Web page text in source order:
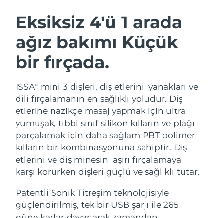
Eksiksiz 4'ü 1 arada
ağız bakımı Küçük
bir fırçada.
ISSATM
mini 3 dişleri, diş etlerini, yanakları ve
dili fırçalamanın en sağlıklı yoludur. Diş
etlerine nazikçe masaj yapmak için ultra
yumuşak, tıbbi sınıf silikon kılların ve plağı
parçalamak için daha sağlam PBT polimer
kılların bir kombinasyonuna sahiptir. Diş
etlerini ve diş minesini aşırı fırçalamaya
karşı korurken dişleri güçlü ve sağlıklı tutar.
Patentli Sonik Titreşim teknolojisiyle
güçlendirilmiş, tek bir USB şarjı ile 265
Yüz temizleme
LUNA™ 4 seti
Anti-aging massage
LUNA™ 4 Plus
Massage, LED heating
LUNA™ 4 Men
BEAR™ 2 seti
Microcurrent toning
BEAR™ 2 go
Microcurrent toning on-the-go
BEAR™ 2 eyes & lips
Nemlendirme
UFO™ 3 seti
Deep facial hydration
UFO™ 3 LED
Near-infrared and red light therapy
device
Ağız bakımı
issa™ 4
Hybrid silicone sonic toothbrush
Smart hybrid silicone sonic toothbrush
FAQ™ YAŞLANMA KARŞITI BAKIM
Yaşlanma karşıtı LED bakım
NEW
Avusturya Tahmini teslim tarihi8/10/26
Bahreyn Tahmini teslim tarihi
Belçika
Bermuda Tahmini teslim tarihi
Bosna-Hersek Tahmini teslim tarihi
Brunei Tahmini teslim tarihi8/15/26
Bulgaristan Tahmini teslim tarihi8/10/26
Şili Tahmini teslim tarihi